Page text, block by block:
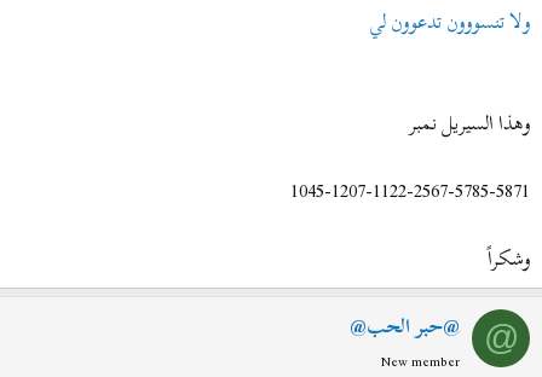
ولا تنسووون تدعوون لي
وهذا السيريل نمبر
1045-1207-1122-2567-5785-5871
وشكراً
@ @حبر الحب@
New member